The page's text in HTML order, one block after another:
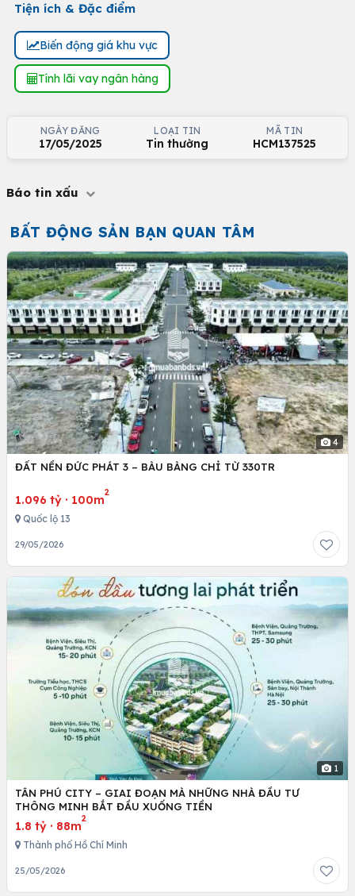
Tiện ích & Đặc điểm
Biến động giá khu vực
Tính lãi vay ngân hàng
NGÀY ĐĂNG
17/05/2025
LOẠI TIN
Tin thường
MÃ TIN
HCM137525
Báo tin xấu
BẤT ĐỘNG SẢN BẠN QUAN TÂM
4
ĐẤT NỀN ĐỨC PHÁT 3 – BÀU BÀNG CHỈ TỪ 330TR
1.096 tỷ · 100m
2
Quốc lộ 13
29/05/2026
1
TÂN PHÚ CITY – GIAI ĐOẠN MÀ NHỮNG NHÀ ĐẦU TƯ
THÔNG MINH BẮT ĐẦU XUỐNG TIỀN
1.8 tỷ · 88m
2
Thành phố Hồ Chí Minh
25/05/2026